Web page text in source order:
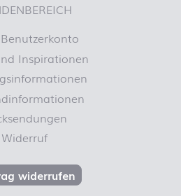
Inspirationen
Widerruf
widerrufen